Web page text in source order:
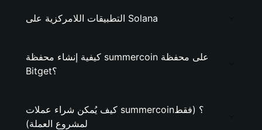
التطبيقات اللامركزية على Solana
كيفية إنشاء محفظة summercoin على محفظة
Bitget؟
كيف يُمكن شراء عملات summercoin؟ (فقط
لمشروع العملة)